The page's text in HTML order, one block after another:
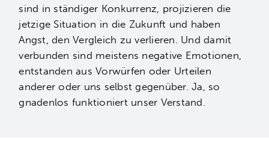
sind in ständiger Konkurrenz, projizieren die
jetzige Situation in die Zukunft und haben
Angst, den Vergleich zu verlieren. Und damit
verbunden sind meistens negative Emotionen,
entstanden aus Vorwürfen oder Urteilen
anderer oder uns selbst gegenüber. Ja, so
gnadenlos funktioniert unser Verstand.